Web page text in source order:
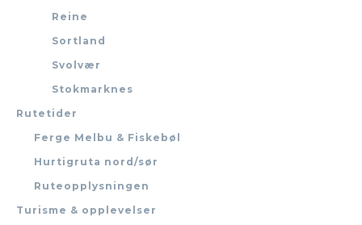
Reine
Sortland
Svolvær
Stokmarknes
Rutetider
Ferge Melbu & Fiskebøl
Hurtigruta nord/sør
Ruteopplysningen
Turisme & opplevelser